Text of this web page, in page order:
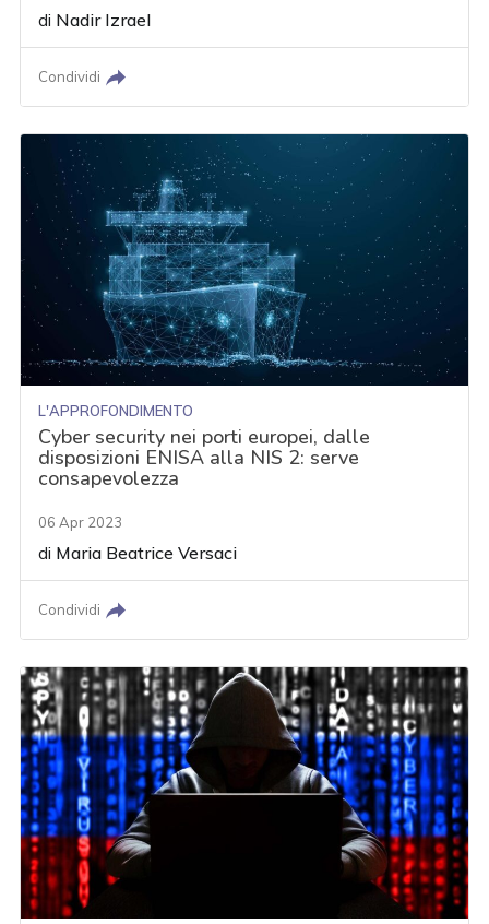
di Nadir Izrael
Condividi
L'APPROFONDIMENTO
Cyber security nei porti europei, dalle
disposizioni ENISA alla NIS 2: serve
consapevolezza
06 Apr 2023
di Maria Beatrice Versaci
Condividi